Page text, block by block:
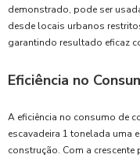
demonstrado, pode ser
desde locais urbanos
garantindo resultado eficaz
Eficiência no
A eficiência no consumo de
escavadeira 1 tonelada uma
construção. Com a